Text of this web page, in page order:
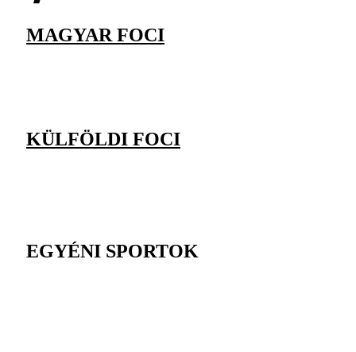
MAGYAR FOCI
KÜLFÖLDI FOCI
EGYÉNI SPORTOK